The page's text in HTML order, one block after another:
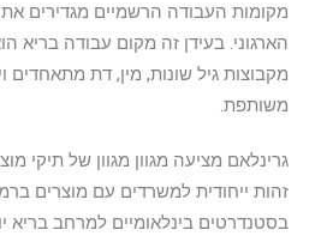
מקומות העבודה הרשמיים מגדירים
הארגוני. בעידן זה מקום עבודה בריא
מקבוצות גיל שונות, מין, דת מתאחדים
משותפת.
גרינלאם מציעה מגוון מגוון של תיקי
זהות ייחודית למשרדים עם מוצרים
בסטנדרטים בינלאומיים למרחב בריא